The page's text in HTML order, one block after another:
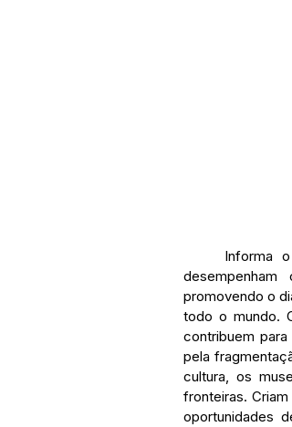
Informa
promovendo o
todo o mundo.
contribuem
pela
cultura, os
fronteiras.
oportunidades